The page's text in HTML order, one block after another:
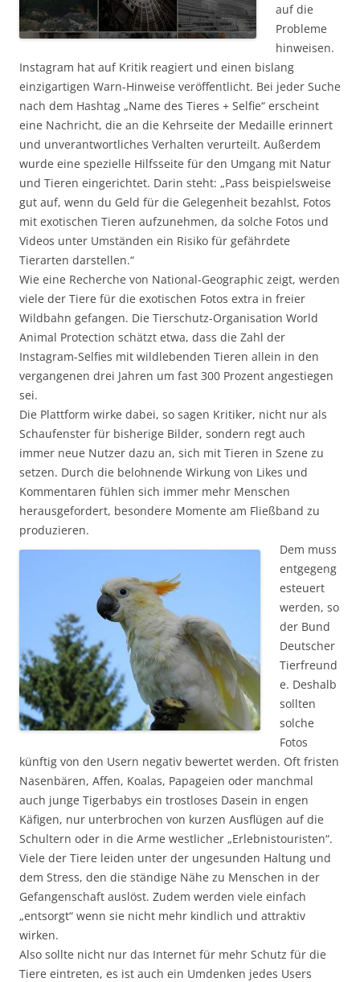
auf die
Probleme
hinweisen.
Instagram hat auf Kritik reagiert und einen bislang
einzigartigen Warn-Hinweise veröffentlicht. Bei jeder Suche
nach dem Hashtag „Name des Tieres + Selfie“ erscheint
eine Nachricht, die an die Kehrseite der Medaille erinnert
und unverantwortliches Verhalten verurteilt. Außerdem
wurde eine spezielle Hilfsseite für den Umgang mit Natur
und Tieren eingerichtet. Darin steht: „Pass beispielsweise
gut auf, wenn du Geld für die Gelegenheit bezahlst, Fotos
mit exotischen Tieren aufzunehmen, da solche Fotos und
Videos unter Umständen ein Risiko für gefährdete
Tierarten darstellen.“
Wie eine Recherche von National-Geographic zeigt, werden
viele der Tiere für die exotischen Fotos extra in freier
Wildbahn gefangen. Die Tierschutz-Organisation World
Animal Protection schätzt etwa, dass die Zahl der
Instagram-Selfies mit wildlebenden Tieren allein in den
vergangenen drei Jahren um fast 300 Prozent angestiegen
sei.
Die Plattform wirke dabei, so sagen Kritiker, nicht nur als
Schaufenster für bisherige Bilder, sondern regt auch
immer neue Nutzer dazu an, sich mit Tieren in Szene zu
setzen. Durch die belohnende Wirkung von Likes und
Kommentaren fühlen sich immer mehr Menschen
herausgefordert, besondere Momente am Fließband zu
produzieren.
Dem muss
entgegeng
esteuert
werden, so
der Bund
Deutscher
Tierfreund
e. Deshalb
sollten
solche
Fotos
künftig von den Usern negativ bewertet werden. Oft fristen
Nasenbären, Affen, Koalas, Papageien oder manchmal
auch junge Tigerbabys ein trostloses Dasein in engen
Käfigen, nur unterbrochen von kurzen Ausflügen auf die
Schultern oder in die Arme westlicher „Erlebnistouristen“.
Viele der Tiere leiden unter der ungesunden Haltung und
dem Stress, den die ständige Nähe zu Menschen in der
Gefangenschaft auslöst. Zudem werden viele einfach
„entsorgt“ wenn sie nicht mehr kindlich und attraktiv
wirken.
Also sollte nicht nur das Internet für mehr Schutz für die
Tiere eintreten, es ist auch ein Umdenken jedes Users